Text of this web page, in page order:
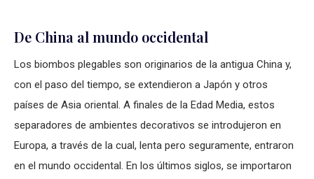
De China al mundo occidental
Los biombos plegables son originarios de la antigua China y,
con el paso del tiempo, se extendieron a Japón y otros
países de Asia oriental. A finales de la Edad Media, estos
separadores de ambientes decorativos se introdujeron en
Europa, a través de la cual, lenta pero seguramente, entraron
en el mundo occidental. En los últimos siglos, se importaron